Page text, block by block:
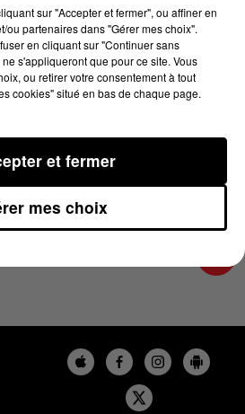
sec
PYRÉNÉES DU
Pyrénées
sur "Accepter et fermer", ou affiner en
ou partenaires dans "Gérer mes choix".
en cliquant sur "Continuer sans
s'appliqueront que pour ce site. Vous
ou retirer votre consentement à tout
cookies" situé en bas de chaque page.
mes choix
et fermer